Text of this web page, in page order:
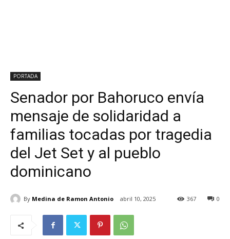
PORTADA
Senador por Bahoruco envía
mensaje de solidaridad a
familias tocadas por tragedia
del Jet Set y al pueblo
dominicano
By Medina de Ramon Antonio abril 10, 2025 0
367